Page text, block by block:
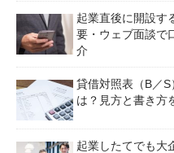
起業直後に開設す
要・ウェブ面談で
介
貸借対照表（B／
は？見方と書き方
起業したてでも大